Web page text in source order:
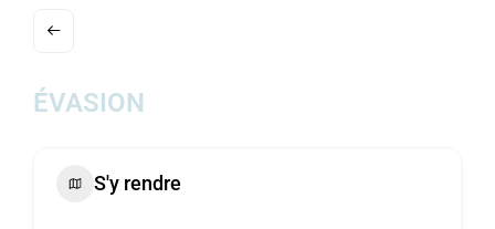
ACTUALITÉS
AGENDA
ÉVASION
S'y rendre